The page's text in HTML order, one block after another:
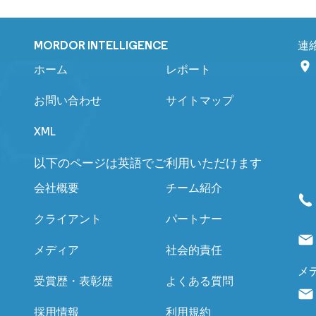
MORDOR INTELLIGENCE
ホーム レポート
お問い合わせ サイトマップ
XML
以下のページは英語でご利用いただけます
会社概要 チーム紹介
クライアント パートナー
メディア 社会的責任
受賞歴・表彰歴 よくある質問
採用情報 利用規約
連
メ